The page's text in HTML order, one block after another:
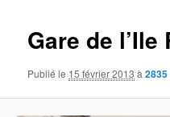
Gare de l’Ile
Publié le 15 février 2013 à2835